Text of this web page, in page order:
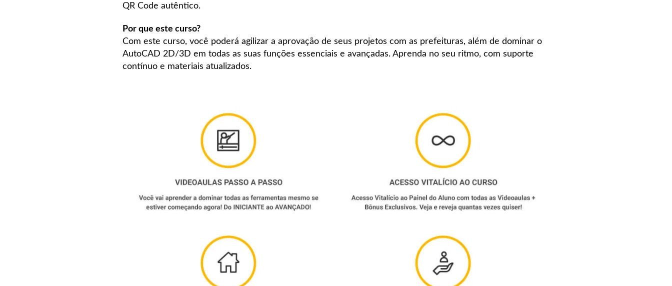
QR Code autêntico.
Por que este curso?
Com este curso, você poderá agilizar a aprovação de seus projetos com as prefeituras, além de dominar o
AutoCAD 2D/3D em todas as suas funções essenciais e avançadas. Aprenda no seu ritmo, com suporte
contínuo e materiais atualizados.